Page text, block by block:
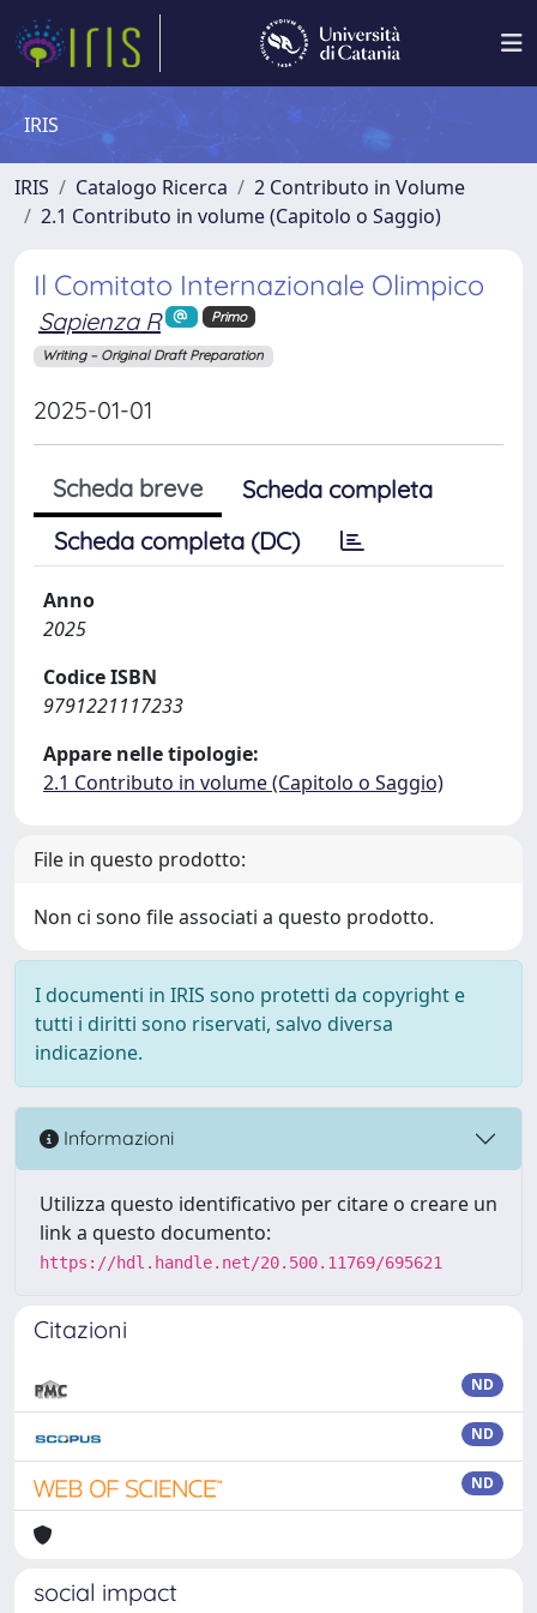
IRIS
IRIS Catalogo Ricerca
2 Contributo in Volume
2.1 Contributo in volume (Capitolo o Saggio)
Il Comitato Internazionale Olimpico
Sapienza R Primo
Writing – Original Draft Preparation
2025-01-01
Scheda breve
Scheda completa
Scheda completa (DC)
Anno
2025
Codice ISBN
9791221117233
Appare nelle tipologie:
2.1 Contributo in volume (Capitolo o Saggio)
File in questo prodotto:
Non ci sono file associati a questo prodotto.
I documenti in IRIS sono protetti da copyright e
tutti i diritti sono riservati, salvo diversa
indicazione.
Informazioni
Utilizza questo identificativo per citare o creare un
link a questo documento:
https://hdl.handle.net/20.500.11769/695621
Citazioni
ND
ND
ND
social impact